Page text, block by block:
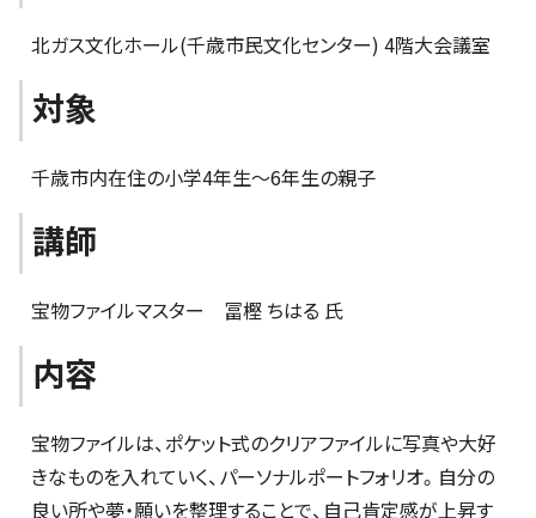
北ガス文化ホール(千歳市民文化センター) 4階大会議室
対象
千歳市内在住の小学4年生～6年生の親子
講師
宝物ファイルマスター 冨樫 ちはる 氏
内容
宝物ファイルは、ポケット式のクリアファイルに写真や大好
きなものを入れていく、パーソナルポートフォリオ。自分の
良い所や夢・願いを整理することで、自己肯定感が上昇す